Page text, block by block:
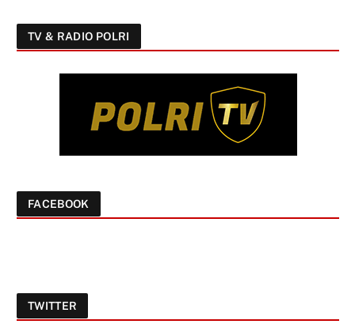
TV & RADIO POLRI
FACEBOOK
TWITTER